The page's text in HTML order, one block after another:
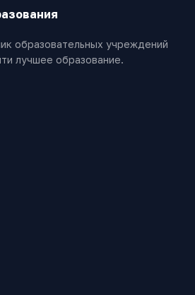
образовательных учреждений
лучшее образование.